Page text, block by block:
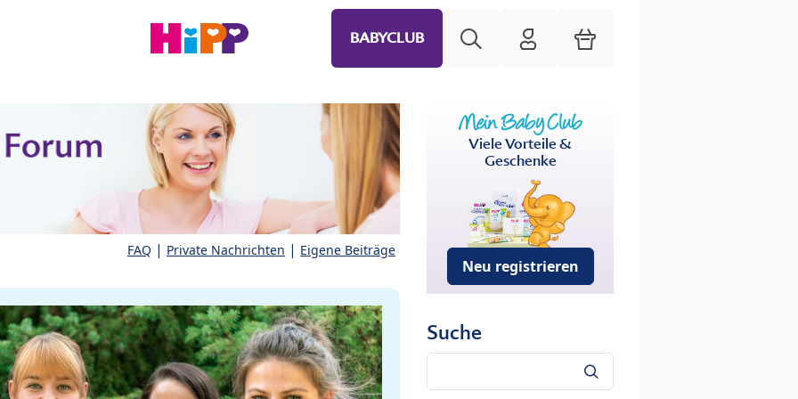
BABYCLUB HiPP Mein Babyclub
Warenkorb
FAQ | Private Nachrichten | Eigene Beiträge
Viele Vorteile &
Geschenke
Neu registrieren
Suche